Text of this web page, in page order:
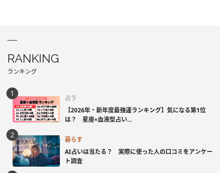
RANKING
ランキング
占う
【2026年・新年度最強運ランキング】気になる第1位
は？ 星座×血液型占い...
暮らす
AI占いは当たる？ 実際に使った人の口コミをアンケー
ト調査